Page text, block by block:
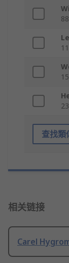
查找類
相关链接
Carel